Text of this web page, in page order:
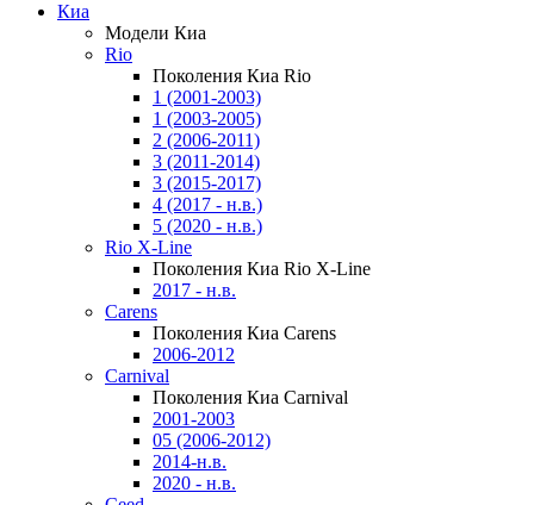
Киа
Модели Киа
Rio
Поколения Киа Rio
1 (2001-2003)
1 (2003-2005)
2 (2006-2011)
3 (2011-2014)
3 (2015-2017)
4 (2017 - н.в.)
5 (2020 - н.в.)
Rio X-Line
Поколения Киа Rio X-Line
2017 - н.в.
Carens
Поколения Киа Carens
2006-2012
Carnival
Поколения Киа Carnival
2001-2003
05 (2006-2012)
2014-н.в.
2020 - н.в.